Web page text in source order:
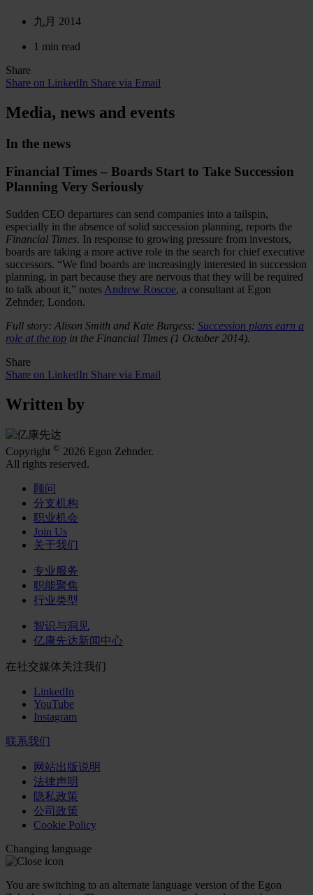
九月 2014
1 min read
Share
Share on LinkedIn Share via Email
Media, news and events
In the news
Financial Times – Boards Start to Take Succession
Planning Very Seriously
Sudden CEO departures can send companies into a tailspin,
especially in the absence of solid succession planning, reports the
Financial Times. In response to growing pressure from investors,
boards are taking a more active role in the search for chief executive
successors. “We find boards are increasingly interested in succession
planning, in part because they are nervous that they will be required
to talk about it,” notes Andrew Roscoe, a consultant at Egon
Zehnder, London.
Full story: Alison Smith and Kate Burgess: Succession plans earn a
role at the top in the Financial Times (1 October 2014).
Share
Share on LinkedIn Share via Email
Written by
Copyright © 2026 Egon Zehnder.
All rights reserved.
顾问
分支机构
职业机会
Join Us
关于我们
专业服务
职能聚焦
行业类型
智识与洞见
亿康先达新闻中心
在社交媒体关注我们
LinkedIn
YouTube
Instagram
联系我们
网站出版说明
法律声明
隐私政策
公司政策
Cookie Policy
Changing language
You are switching to an alternate language version of the Egon